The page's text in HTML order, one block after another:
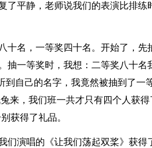
了平静，老师说我们的表演比排练
十名，一等奖四十名。开始了，先
抽一等奖时，我想：二等奖八十名
到自己的名字，我竟然被抽到了一
，我们班一共才只有四个人获得
获得了礼品。
们演唱的《让我们荡起双桨》获得